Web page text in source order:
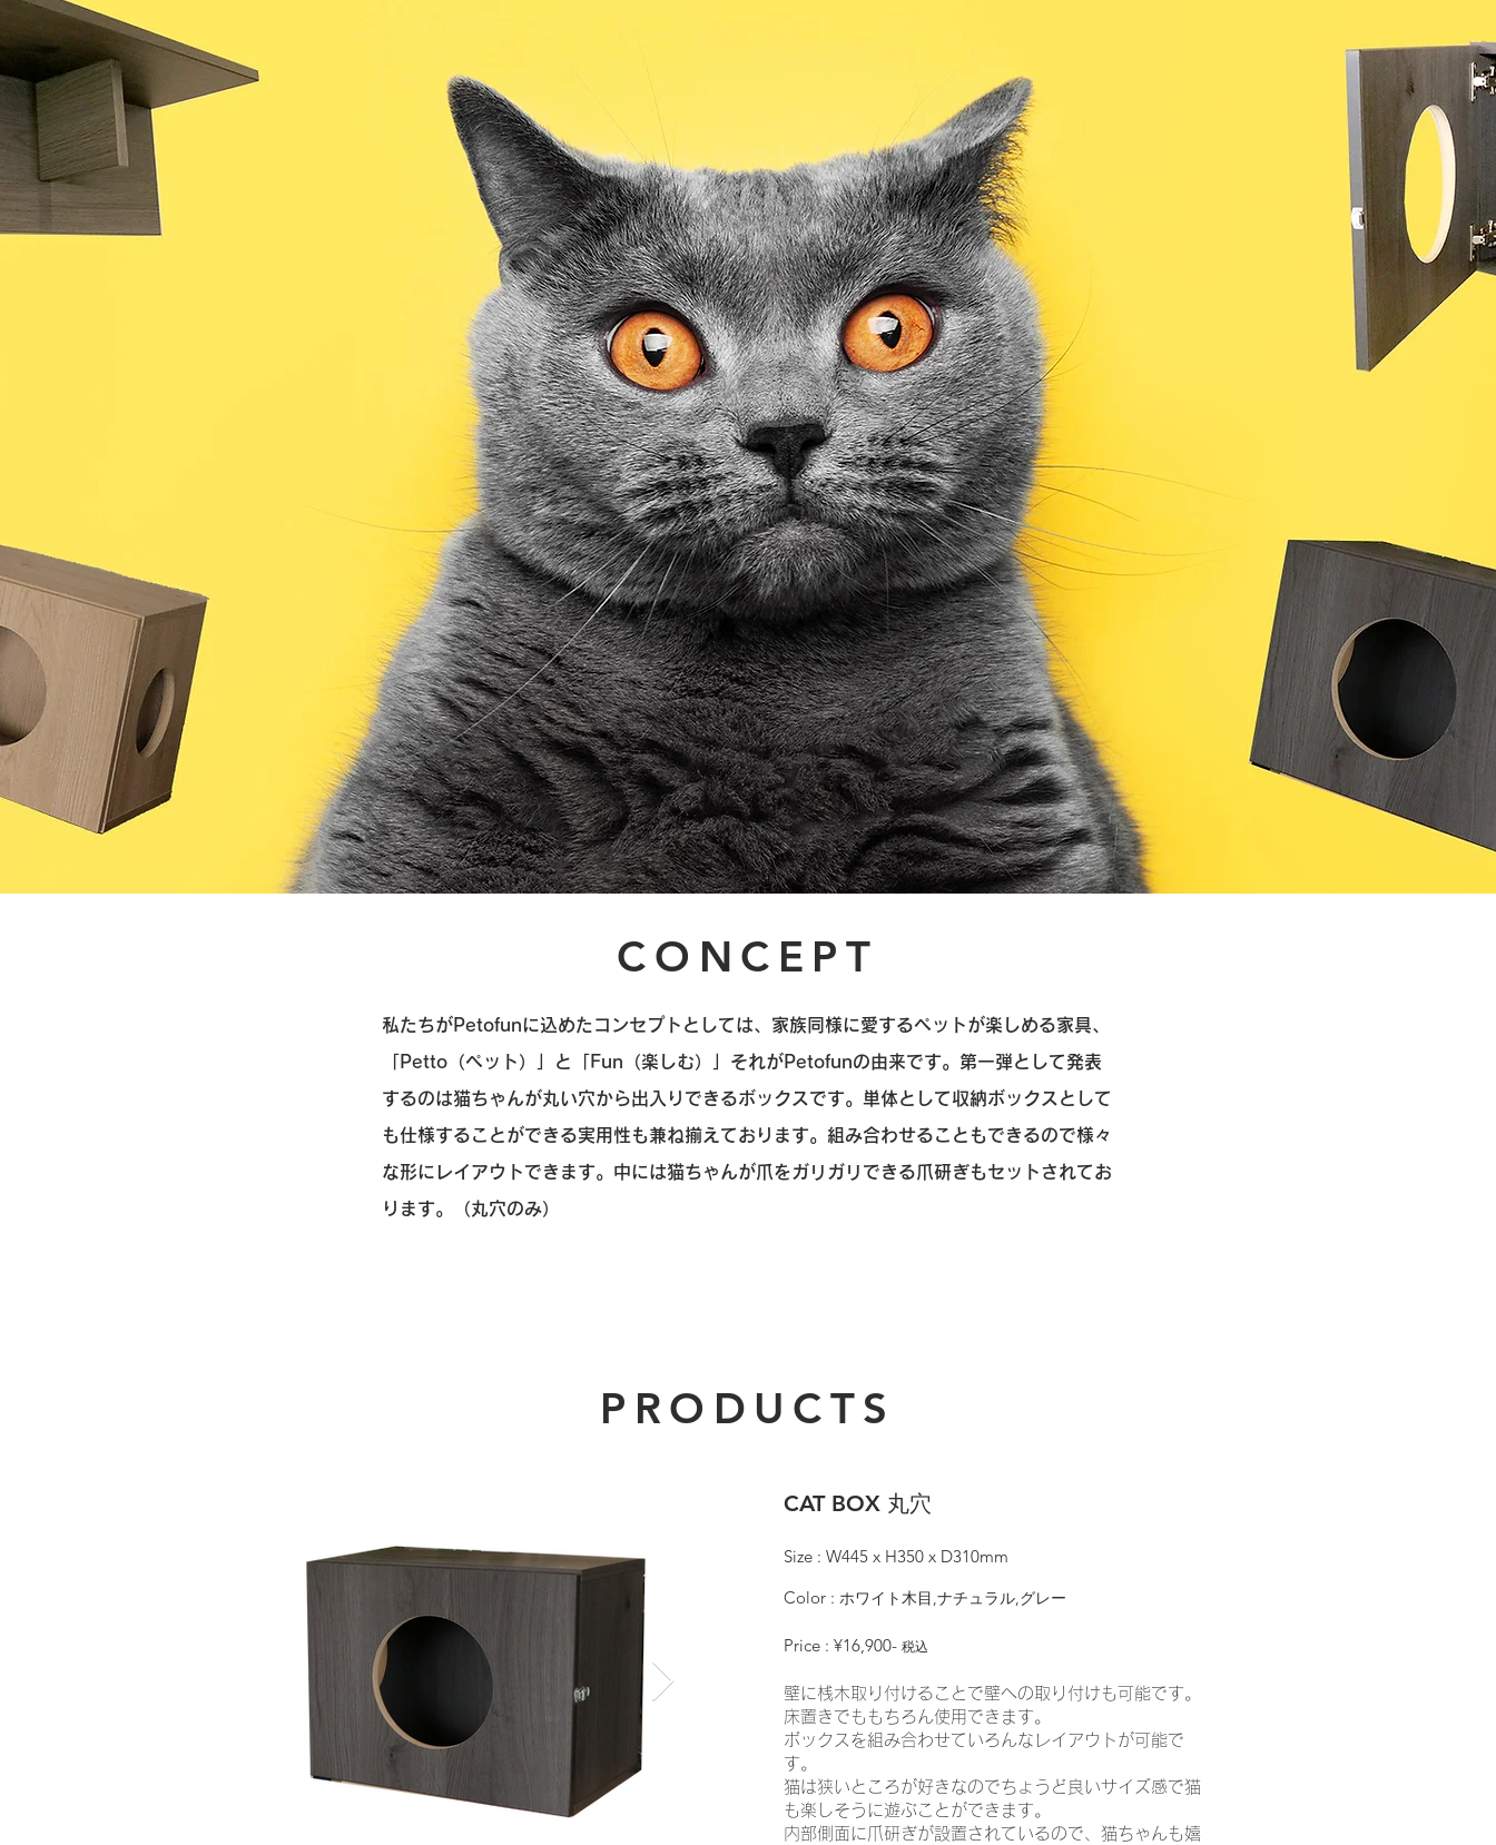
CONCEPT
私たちがPetofunに込めたコンセプトとしては、家族同様に愛するペットが楽しめる家具、
「Petto（ペット）」と「Fun（楽しむ）」それがPetofunの由来です。第一弾として発表
するのは猫ちゃんが丸い穴から出入りできるボックスです。単体として収納ボックスとして
も仕様することができる実用性も兼ね揃えております。組み合わせることもできるので様々
な形にレイアウトできます。中には猫ちゃんが爪をガリガリできる爪研ぎもセットされてお
ります。（丸穴のみ）
PRODUCTS
CAT BOX 丸穴
Size : W445 x H350 x D310mm
Color : ホワイト木目,ナチュラル,グレー
Price : ¥16,900- 税込
壁に桟木取り付けることで壁への取り付けも可能です。
床置きでももちろん使用できます。
ボックスを組み合わせていろんなレイアウトが可能で
す。
猫は狭いところが好きなのでちょうど良いサイズ感で猫
も楽しそうに遊ぶことができます。
​内部側面に爪研ぎが設置されているので、猫ちゃんも嬉